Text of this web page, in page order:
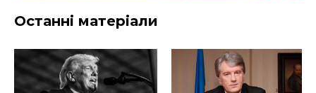
Останні матеріали